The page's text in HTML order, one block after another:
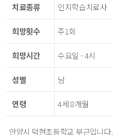
치료종류 인지학습치료사
희망횟수 주1회
희망시간 수요일 - 4시
성별 남
연령 4세 8개월
안양시 덕현초등학교 부근입니다.